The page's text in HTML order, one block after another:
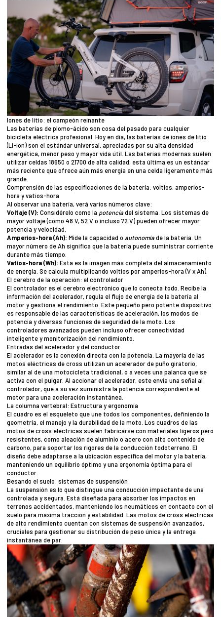
Iones de litio: el campeón reinante
Las baterías de plomo-ácido son cosa del pasado para cualquier
bicicleta eléctrica profesional. Hoy en día, las baterías de iones de litio
(Li-ion) son el estándar universal, apreciadas por su alta densidad
energética, menor peso y mayor vida útil. Las baterías modernas suelen
utilizar celdas 18650 o 21700 de alta calidad; esta última es un estándar
más reciente que ofrece aún más energía en una celda ligeramente más
grande.
Comprensión de las especificaciones de la batería: voltios, amperios-
hora y vatios-hora
Al observar una batería, verá varios números clave:
Voltaje (V): Considérelo como la potenciadel sistema. Los sistemas de
mayor voltaje (como 48 V, 52 V o incluso 72 V) pueden ofrecer mayor
potencia y velocidad.
Amperios-hora (Ah): Mide la capacidad o autonomíade la batería. Un
mayor número de Ah significa que la batería puede suministrar corriente
durante más tiempo.
Vatios-hora (Wh): Esta es la imagen más completa del almacenamiento
de energía. Se calcula multiplicando voltios por amperios-hora (V x Ah).
El cerebro de la operación: el controlador
El controlador es el cerebro electrónico que lo conecta todo. Recibe la
información del acelerador, regula el flujo de energía de la batería al
motor y gestiona el rendimiento. Este pequeño pero potente dispositivo
es responsable de las características de aceleración, los modos de
potencia y diversas funciones de seguridad de la moto. Los
controladores avanzados pueden incluso ofrecer conectividad
inteligente y monitorización del rendimiento.
Entradas del acelerador y del conductor
El acelerador es la conexión directa con la potencia. La mayoría de las
motos eléctricas de cross utilizan un acelerador de puño giratorio,
similar al de una motocicleta tradicional, o a veces una palanca que se
activa con el pulgar. Al accionar el acelerador, este envía una señal al
controlador, que a su vez suministra la potencia correspondiente al
motor para una aceleración instantánea.
La columna vertebral: Estructura y ergonomía
El cuadro es el esqueleto que une todos los componentes, definiendo la
geometría, el manejo y la durabilidad de la moto. Los cuadros de las
motos de cross eléctricas suelen fabricarse con materiales ligeros pero
resistentes, como aleación de aluminio o acero con alto contenido de
carbono, para soportar los rigores de la conducción todoterreno. El
diseño debe adaptarse a la ubicación específica del motor y la batería,
manteniendo un equilibrio óptimo y una ergonomía óptima para el
conductor.
Besando el suelo: sistemas de suspensión
La suspensión es lo que distingue una conducción impactante de una
controlada y segura. Está diseñada para absorber los impactos en
terrenos accidentados, manteniendo los neumáticos en contacto con el
suelo para máxima tracción y estabilidad. Las motos de cross eléctricas
de alto rendimiento cuentan con sistemas de suspensión avanzados,
cruciales para gestionar su distribución de peso única y la entrega
instantánea de par.